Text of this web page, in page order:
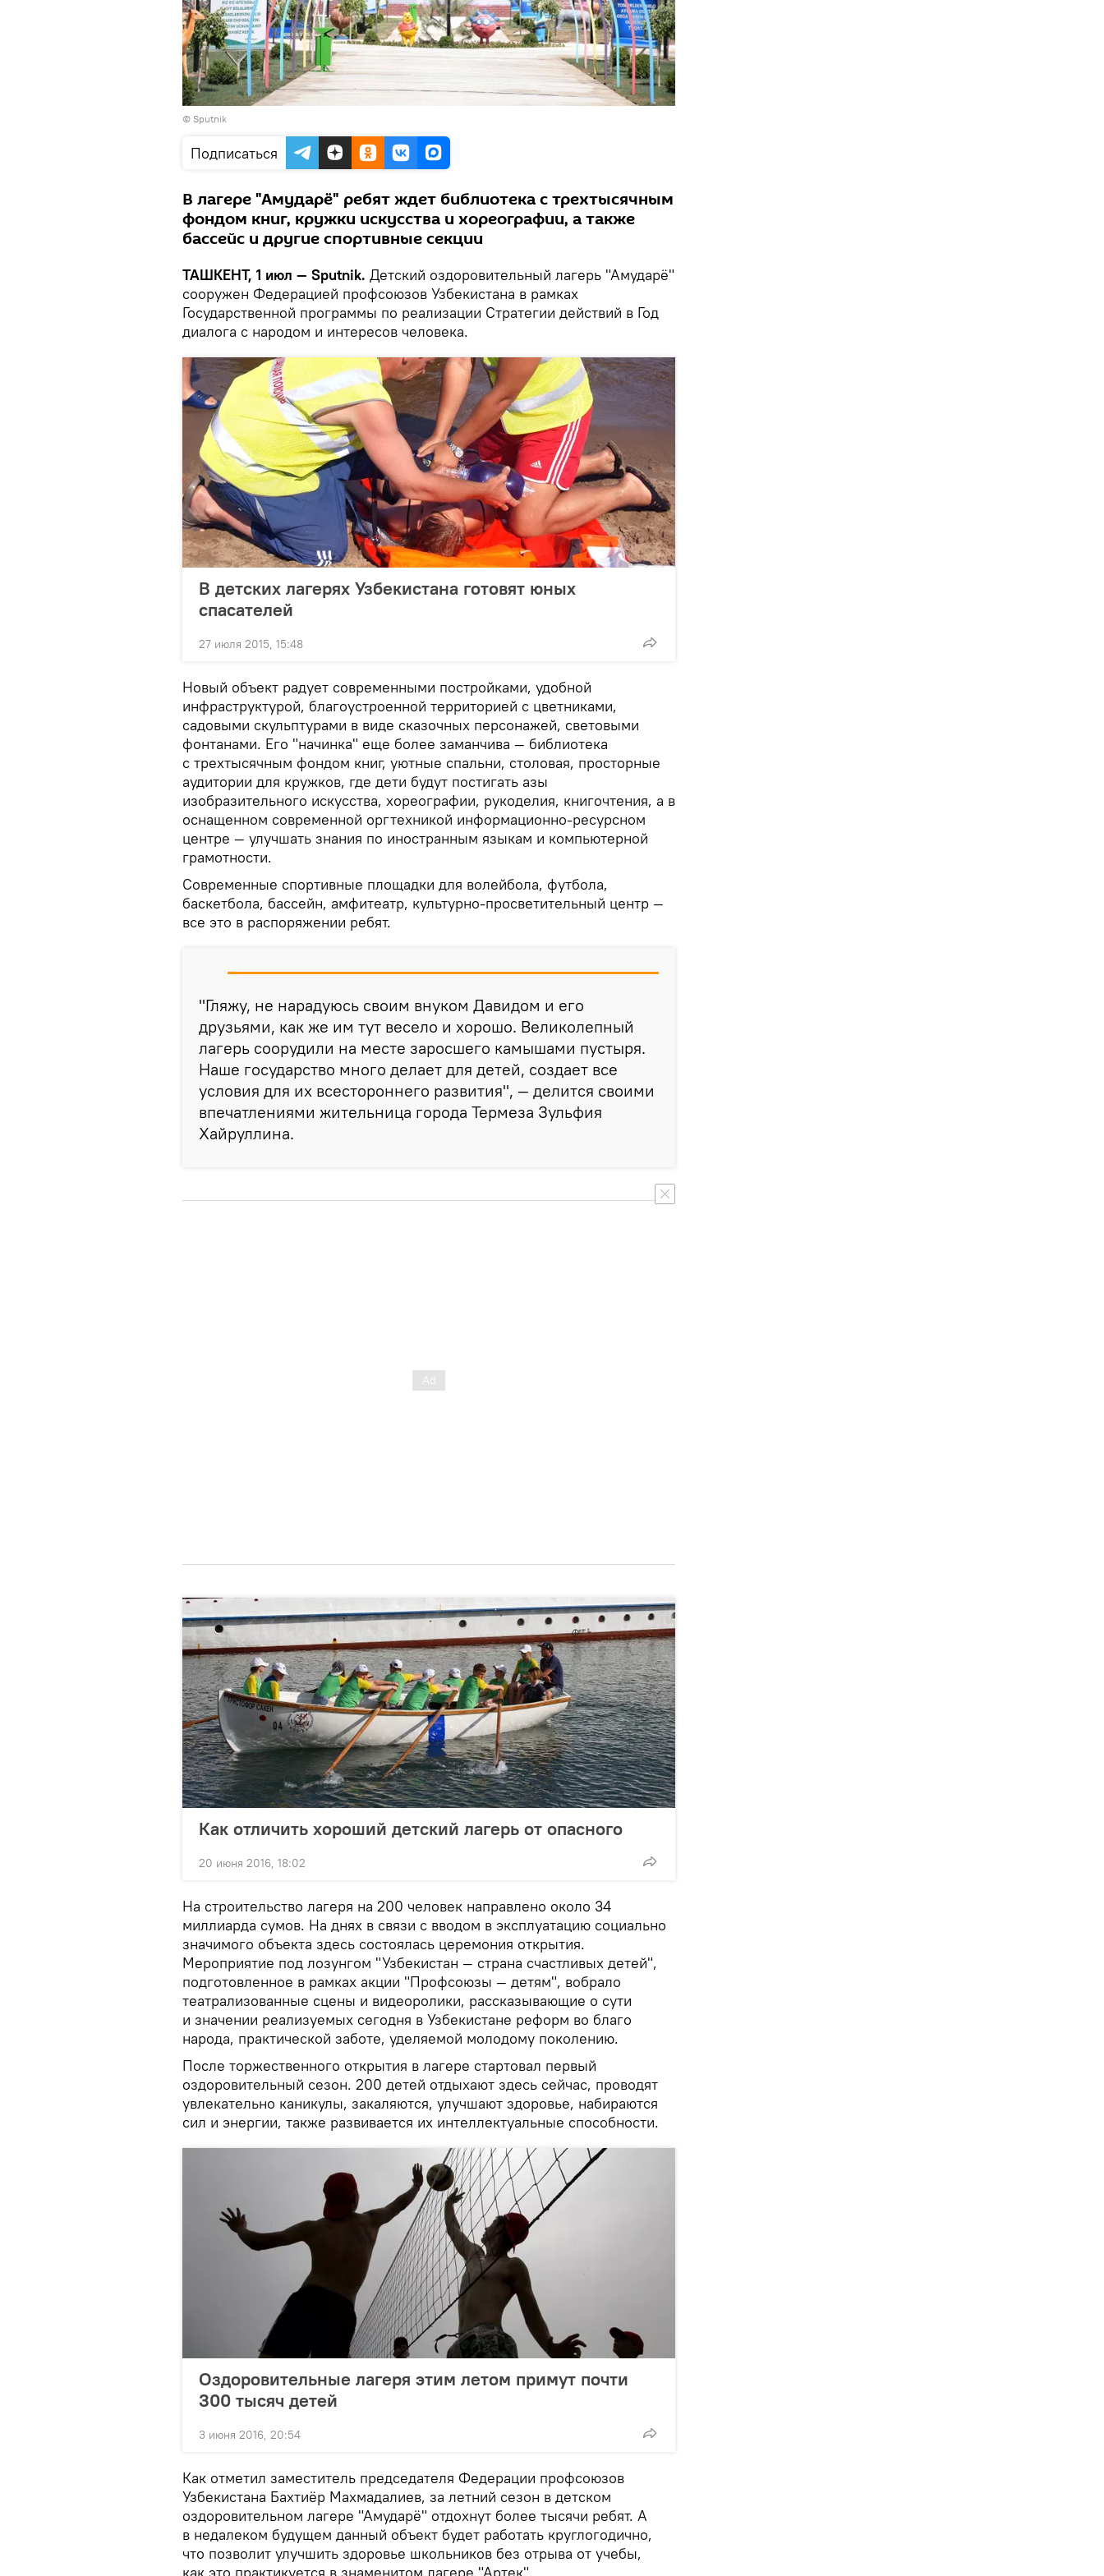
© Sputnik
Подписаться
В лагере "Амударё" ребят ждет библиотека с трехтысячным
фондом книг, кружки искусства и хореографии, а также
бассейс и другие спортивные секции
ТАШКЕНТ, 1 июл — Sputnik. Детский оздоровительный лагерь "Амударё"
сооружен Федерацией профсоюзов Узбекистана в рамках
Государственной программы по реализации Стратегии действий в Год
диалога с народом и интересов человека.
В детских лагерях Узбекистана готовят юных
спасателей
27 июля 2015, 15:48
Новый объект радует современными постройками, удобной
инфраструктурой, благоустроенной территорией с цветниками,
садовыми скульптурами в виде сказочных персонажей, световыми
фонтанами. Его "начинка" еще более заманчива — библиотека
с трехтысячным фондом книг, уютные спальни, столовая, просторные
аудитории для кружков, где дети будут постигать азы
изобразительного искусства, хореографии, рукоделия, книгочтения, а в
оснащенном современной оргтехникой информационно-ресурсном
центре — улучшать знания по иностранным языкам и компьютерной
грамотности.
Современные спортивные площадки для волейбола, футбола,
баскетбола, бассейн, амфитеатр, культурно-просветительный центр —
все это в распоряжении ребят.
"Гляжу, не нарадуюсь своим внуком Давидом и его
друзьями, как же им тут весело и хорошо. Великолепный
лагерь соорудили на месте заросшего камышами пустыря.
Наше государство много делает для детей, создает все
условия для их всестороннего развития", — делится своими
впечатлениями жительница города Термеза Зульфия
Хайруллина.
Как отличить хороший детский лагерь от опасного
20 июня 2016, 18:02
На строительство лагеря на 200 человек направлено около 34
миллиарда сумов. На днях в связи с вводом в эксплуатацию социально
значимого объекта здесь состоялась церемония открытия.
Мероприятие под лозунгом "Узбекистан — страна счастливых детей",
подготовленное в рамках акции "Профсоюзы — детям", вобрало
театрализованные сцены и видеоролики, рассказывающие о сути
и значении реализуемых сегодня в Узбекистане реформ во благо
народа, практической заботе, уделяемой молодому поколению.
После торжественного открытия в лагере стартовал первый
оздоровительный сезон. 200 детей отдыхают здесь сейчас, проводят
увлекательно каникулы, закаляются, улучшают здоровье, набираются
сил и энергии, также развивается их интеллектуальные способности.
Оздоровительные лагеря этим летом примут почти
300 тысяч детей
3 июня 2016, 20:54
Как отметил заместитель председателя Федерации профсоюзов
Узбекистана Бахтиёр Махмадалиев, за летний сезон в детском
оздоровительном лагере "Амударё" отдохнут более тысячи ребят. А
в недалеком будущем данный объект будет работать круглогодично,
что позволит улучшить здоровье школьников без отрыва от учебы,